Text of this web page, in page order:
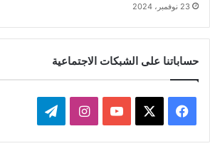
23 نوفمبر، 2024
حساباتنا على الشبكات الاجتماعية
ي
X
Y
ن
ي